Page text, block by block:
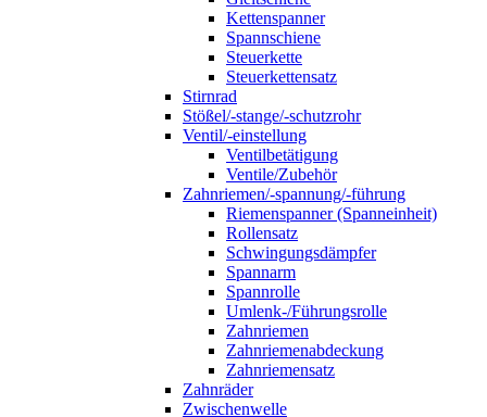
Kettenspanner
Spannschiene
Steuerkette
Steuerkettensatz
Stirnrad
Stößel/-stange/-schutzrohr
Ventil/-einstellung
Ventilbetätigung
Ventile/Zubehör
Zahnriemen/-spannung/-führung
Riemenspanner (Spanneinheit)
Rollensatz
Schwingungsdämpfer
Spannarm
Spannrolle
Umlenk-/Führungsrolle
Zahnriemen
Zahnriemenabdeckung
Zahnriemensatz
Zahnräder
Zwischenwelle